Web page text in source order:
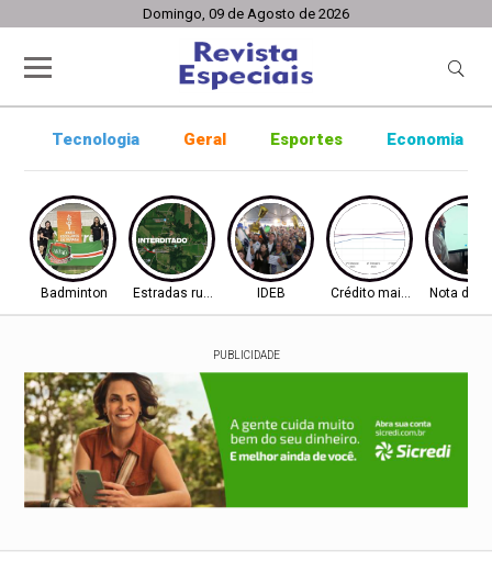
Domingo, 09 de Agosto de 2026
Tecnologia Geral Esportes Economia
Badminton Estradas rurais IDEB Crédito mais difícilNota do
PUBLICIDADE